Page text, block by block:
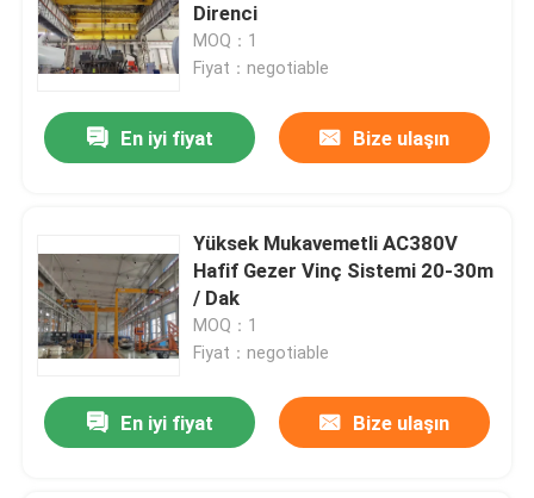
Direnci
MOQ：1
Fiyat：negotiable
En iyi fiyat Bize ulaşın
Yüksek Mukavemetli AC380V
Hafif Gezer Vinç Sistemi 20-30m
/ Dak
MOQ：1
Fiyat：negotiable
En iyi fiyat Bize ulaşın